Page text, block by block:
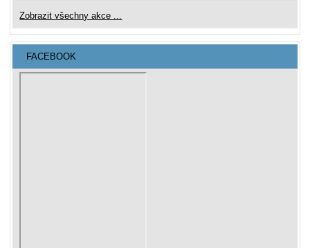
Zobrazit všechny akce ...
FACEBOOK